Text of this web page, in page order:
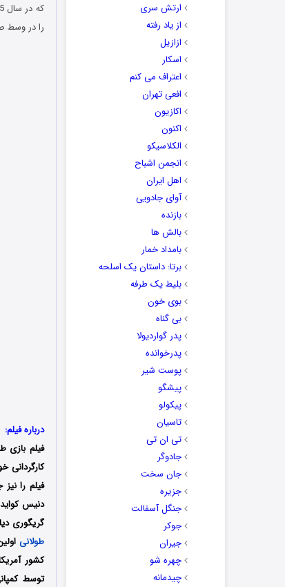
ارتش سری
از یاد رفته
ازازیل
اسکار
اعتراف می کنم
افعی تهران
اکازیون
اکنون
الکلاسیکو
انجمن اشباح
اهل ایران
آوای جادویی
بازنده
بالش ها
بامداد خمار
برتا: داستان یک اسلحه
بلیط یک‌‌ طرفه
بوی خون
بی گناه
پدر گواردیولا
پدرخوانده
پوست شیر
پیشگو
پیکولو
تاسیان
تی ان تی
جادوگر
جان سخت
جزیره
جنگل آسفالت
جوکر
جیران
چهره شو
چیدمانه
را در وسط
درباره فیلم:
فیلم بازی
فیلم را
دنیس
گریگوری
طولانی